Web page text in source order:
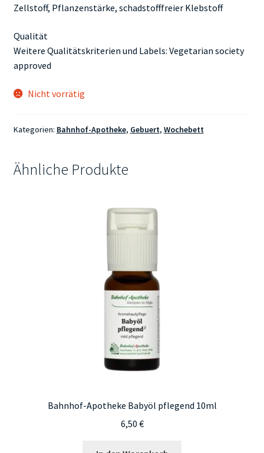
Zellstoff, Pflanzenstärke, schadstofffreier Klebstoff
Qualität
Weitere Qualitätskriterien und Labels: Vegetarian society
approved
Nicht vorrätig
Kategorien: Bahnhof-Apotheke, Gebuert, Wochebett
Ähnliche Produkte
Bahnhof-Apotheke Babyöl pflegend 10ml
6,50 €